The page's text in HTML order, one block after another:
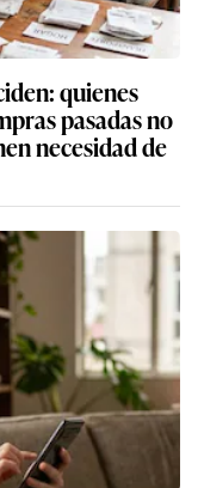
quienes
pasadas no
necesidad de